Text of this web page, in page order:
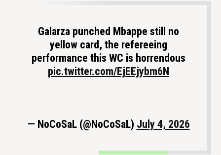
Galarza punched Mbappe still no
yellow card, the refereeing
performance this WC is horrendous
pic.twitter.com/EjEEjybm6N
— NoCoSaL (@NoCoSaL) July 4, 2026